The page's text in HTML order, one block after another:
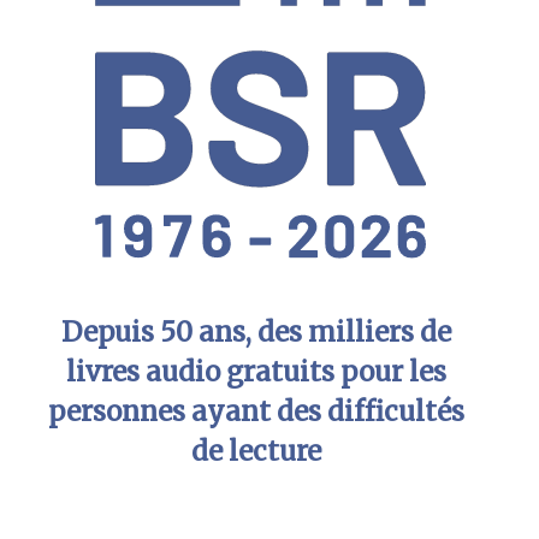
Depuis 50 ans, des milliers de
livres audio gratuits pour les
personnes ayant des difficultés
de lecture